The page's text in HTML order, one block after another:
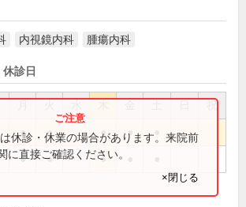
内視鏡内科 腫瘍内科
診日
祝
● ● ● ●
● ● ●
休診・休業の場合があります。来院前
に直接ご確認ください。
×閉じる